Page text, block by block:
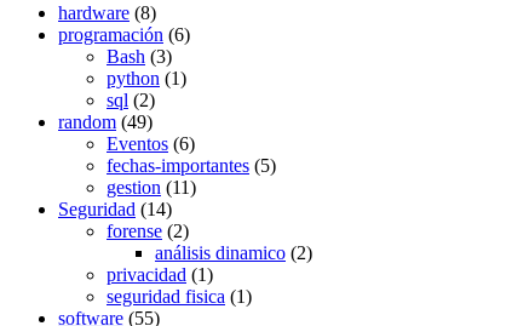
hardware (8)
programación (6)
Bash (3)
python (1)
sql (2)
random (49)
Eventos (6)
fechas-importantes (5)
gestion (11)
Seguridad (14)
forense (2)
análisis dinamico (2)
privacidad (1)
seguridad fisica (1)
software (55)